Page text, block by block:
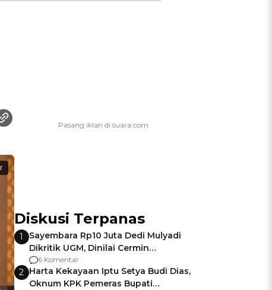
Diskusi Terpanas
1
Sayembara Rp10 Juta Dedi Mulyadi
Dikritik UGM, Dinilai Cermin
Gagalnya Negara Jamin Keamanan
6 Komentar
2 Harta Kekayaan Iptu Setya Budi Dias,
Oknum KPK Pemeras Bupati